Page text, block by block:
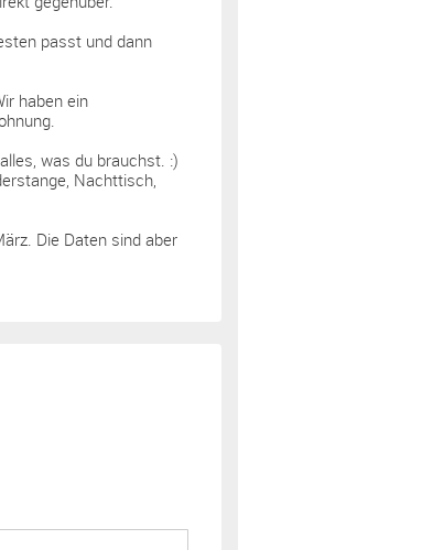
passt und dann
haben ein
was du brauchst. :)
Nachttisch,
Die Daten sind aber